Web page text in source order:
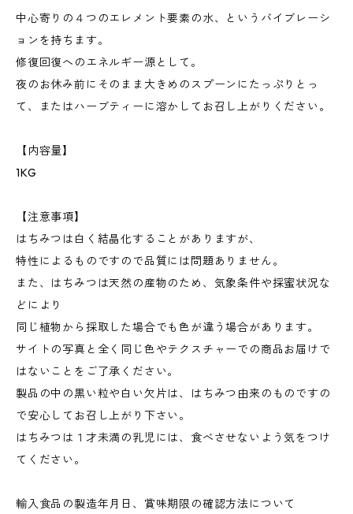
中心寄りの４つのエレメント要素の水、というバイブレーシ
ョンを持ちます。
修復回復へのエネルギー源として。
夜のお休み前にそのまま大きめのスプーンにたっぷりとっ
て、またはハーブティーに溶かしてお召し上がりください。
【内容量】
1KG
【注意事項】
はちみつは白く結晶化することがありますが、
特性によるものですので品質には問題ありません。
また、はちみつは天然の産物のため、気象条件や採蜜状況な
どにより
同じ植物から採取した場合でも色が違う場合があります。
サイトの写真と全く同じ色やテクスチャーでの商品お届けで
はないことをご了承ください。
製品の中の黒い粒や白い欠片は、はちみつ由来のものですの
で安心してお召し上がり下さい。
はちみつは１才未満の乳児には、食べさせないよう気をつけ
てください。
輸入食品の製造年月日、賞味期限の確認方法について